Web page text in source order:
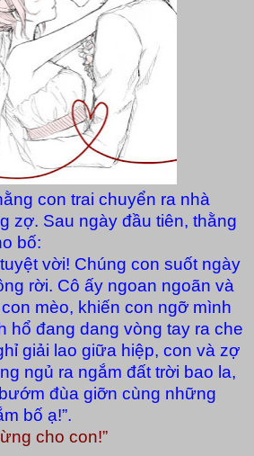
con trai chuyển ra nhà
zợ. Sau ngày đầu tiên, thằng
bố:
vời! Chúng con suốt ngày
rời. Cô ấy ngoan ngoãn và
mèo, khiến con ngỡ mình
hổ đang dang vòng tay ra che
giải lao giữa hiệp, con và zợ
ngủ ra ngắm đất trời bao la,
đùa giỡn cùng những
bố ạ!”.
cho con!”